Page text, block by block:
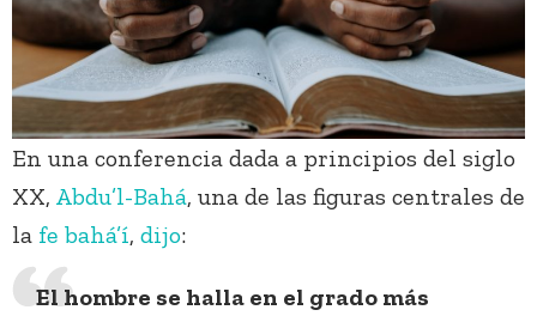
En una conferencia dada a principios del siglo
XX, Abdu’l-Bahá, una de las figuras centrales de
la fe bahá’í, dijo:
El hombre se halla en el grado más